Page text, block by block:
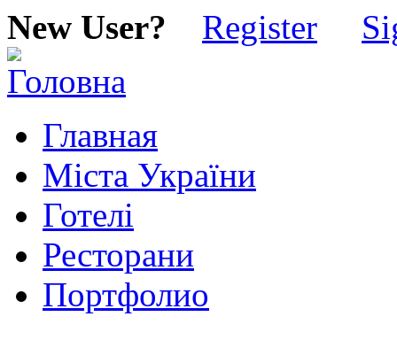
New User? Register
Главная
Міста України
Готелі
Ресторани
Портфолио